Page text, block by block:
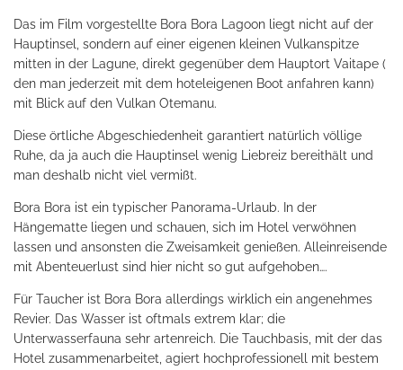
Das im Film vorgestellte Bora Bora Lagoon liegt nicht auf der
Hauptinsel, sondern auf einer eigenen kleinen Vulkanspitze
mitten in der Lagune, direkt gegenüber dem Hauptort Vaitape (
den man jederzeit mit dem hoteleigenen Boot anfahren kann)
mit Blick auf den Vulkan Otemanu.
Diese örtliche Abgeschiedenheit garantiert natürlich völlige
Ruhe, da ja auch die Hauptinsel wenig Liebreiz bereithält und
man deshalb nicht viel vermißt.
Bora Bora ist ein typischer Panorama-Urlaub. In der
Hängematte liegen und schauen, sich im Hotel verwöhnen
lassen und ansonsten die Zweisamkeit genießen. Alleinreisende
mit Abenteuerlust sind hier nicht so gut aufgehoben….
Für Taucher ist Bora Bora allerdings wirklich ein angenehmes
Revier. Das Wasser ist oftmals extrem klar; die
Unterwasserfauna sehr artenreich. Die Tauchbasis, mit der das
Hotel zusammenarbeitet, agiert hochprofessionell mit bestem